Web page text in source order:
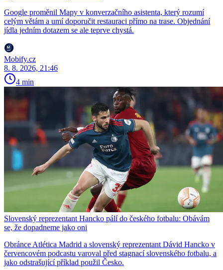
Google proměnil Mapy v konverzačního asistenta, který rozumí
celým větám a umí doporučit restauraci přímo na trase. Objednání
jídla jedním dotazem se ale teprve chystá.
Mobify.cz
8. 8. 2026, 21:46
4 min
Slovenský reprezentant Hancko pálí do českého fotbalu: Obávám
se, že dopadneme jako oni
Obránce Atlética Madrid a slovenský reprezentant Dávid Hancko v
červencovém podcastu varoval před stagnací slovenského fotbalu, a
jako odstrašující příklad použil Česko.